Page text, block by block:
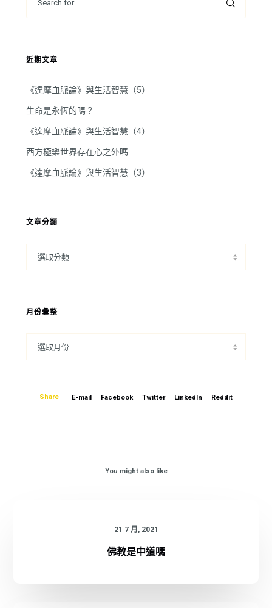
近期文章
《達摩血脈論》與生活智慧（5）
生命是永恆的嗎？
《達摩血脈論》與生活智慧（4）
西方極樂世界存在心之外嗎
《達摩血脈論》與生活智慧（3）
文章分類
月份彙整
Share E-mail Facebook Twitter LinkedIn Reddit
You might also like
21 7 月, 2021
佛教是中道嗎